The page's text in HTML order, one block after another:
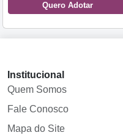
Quero Adotar
Institucional
Quem Somos
Fale Conosco
Mapa do Site